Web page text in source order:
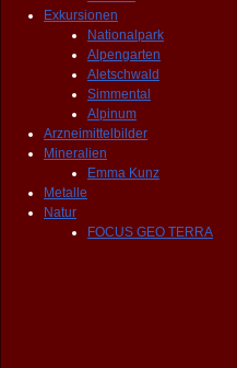
Exkursionen
Nationalpark
Alpengarten
Aletschwald
Simmental
Alpinum
Arzneimittelbilder
Mineralien
Emma Kunz
Metalle
Natur
FOCUS GEO TERRA